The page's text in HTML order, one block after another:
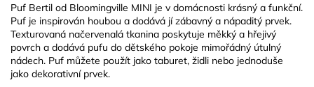
Puf Bertil od Bloomingville MINI je v domácnosti krásný a funkční.
Puf je inspirován houbou a dodává jí zábavný a nápaditý prvek.
Texturovaná načervenalá tkanina poskytuje měkký a hřejivý
povrch a dodává pufu do dětského pokoje mimořádný útulný
nádech. Puf můžete použít jako taburet, židli nebo jednoduše
jako dekorativní prvek.